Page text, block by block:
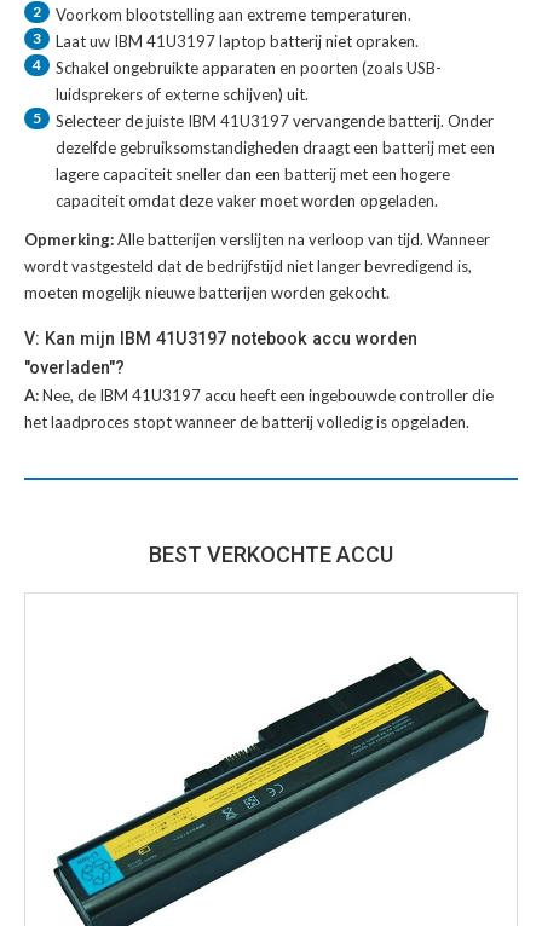
2 Voorkom blootstelling aan extreme temperaturen.
3 Laat uw IBM 41U3197 laptop batterijniet opraken.
4
Schakel ongebruikte apparaten en poorten (zoals USB-
luidsprekers of externe schijven) uit.
5 Selecteer de juiste IBM 41U3197 vervangende batterij. Onder
dezelfde gebruiksomstandigheden draagt een batterij met een
lagere capaciteit sneller dan een batterij met een hogere
capaciteit omdat deze vaker moet worden opgeladen.
Opmerking:Alle batterijen verslijten na verloop van tijd. Wanneer
wordt vastgesteld dat de bedrijfstijd niet langer bevredigend is,
moeten mogelijk nieuwe batterijen worden gekocht.
V: Kan mijn IBM 41U3197 notebook accu worden
"overladen"?
A:Nee, de IBM 41U3197 accu heeft een ingebouwde controller die
het laadproces stopt wanneer de batterij volledig is opgeladen.
BEST VERKOCHTE ACCU